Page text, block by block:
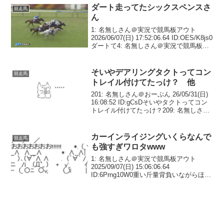
競走馬
ダート走ってたシックスペンスさ
ん
1: 名無しさん＠実況で競馬板アウト
2026/06/07(日) 17:52:06.64 ID:OES/K8js0
ダートて4: 名無しさん＠実況で競馬板ア
競走馬
そいやデアリングタクトってコン
トレイル付けてたっけ？ 他
201: 名無しさん＠おーぷん 26/05/31(日)
16:08:52 ID:gCsDそいやタクトってコン
トレイル付けてたっけ？209: 名無しさん
競走馬
カーインライジングいくらなんで
も強すぎワロタwww
1: 名無しさん＠実況で競馬板アウト
2025/09/07(日) 15:06:06.64
ID:6Prng10W0重い斤量背負いながらほぼ